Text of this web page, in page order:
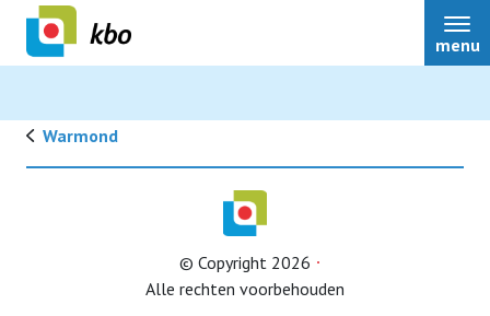
menu
Warmond
© Copyright 2026
Alle rechten voorbehouden